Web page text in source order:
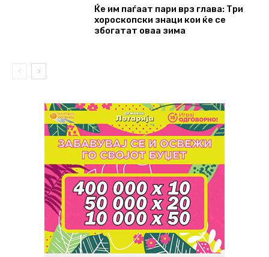
Ќе им паѓаат пари врз глава: Три
хороскопски знаци кои ќе се
збогатат оваа зима